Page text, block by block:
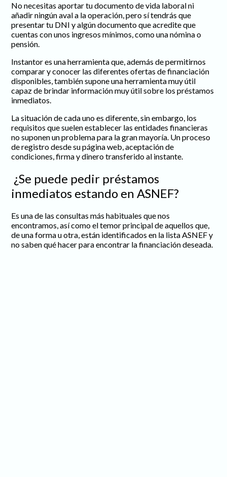
No necesitas aportar tu documento de vida laboral ni
añadir ningún aval a la operación, pero sí tendrás que
presentar tu DNI y algún documento que acredite que
cuentas con unos ingresos mínimos, como una nómina o
pensión.
Instantor es una herramienta que, además de permitirnos
comparar y conocer las diferentes ofertas de financiación
disponibles, también supone una herramienta muy útil
capaz de brindar información muy útil sobre los préstamos
inmediatos.
La situación de cada uno es diferente, sin embargo, los
requisitos que suelen establecer las entidades financieras
no suponen un problema para la gran mayoría. Un proceso
de registro desde su página web, aceptación de
condiciones, firma y dinero transferido al instante.
¿Se puede pedir préstamos
inmediatos estando en ASNEF?
Es una de las consultas más habituales que nos
encontramos, así como el temor principal de aquellos que,
de una forma u otra, están identificados en la lista ASNEF y
no saben qué hacer para encontrar la financiación deseada.